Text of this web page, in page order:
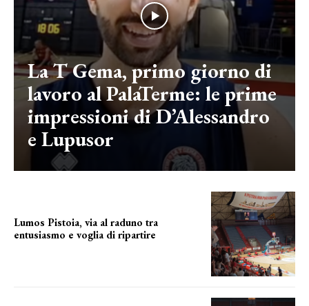
La T Gema, primo giorno di
lavoro al PalaTerme: le prime
impressioni di D’Alessandro
e Lupusor
Lumos Pistoia, via al raduno tra
entusiasmo e voglia di ripartire